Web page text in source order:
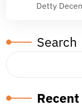
Detty
Search